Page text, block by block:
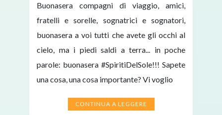
Buonasera compagni di viaggio, amici,
fratelli e sorelle, sognatrici e sognatori,
buonasera a voi tutti che avete gli occhi al
cielo, ma i piedi saldi a terra... in poche
parole: buonasera #SpiritiDelSole!!! Sapete
una cosa, una cosa importante? Vi voglio
CONTINUA A LEGGERE